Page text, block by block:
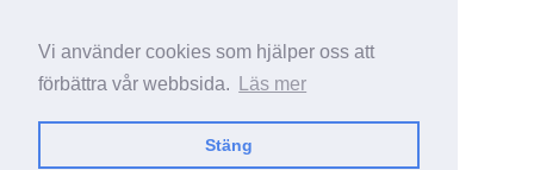
Vi använder cookies som hjälper oss att
förbättra vår webbsida.
Läs mer
Stäng